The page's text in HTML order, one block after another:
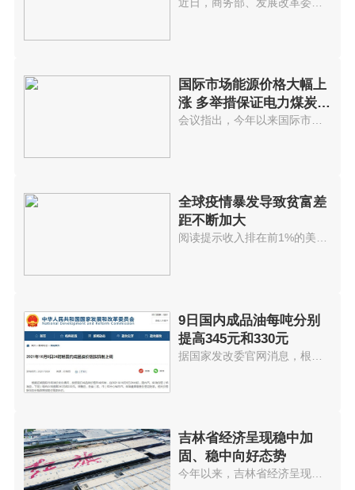
国际市场能源价格大幅上
涨 多举措保证电力煤炭等
供应
会议指出，今年以来国际市场能源...
全球疫情暴发导致贫富差
距不断加大
阅读提示收入排在前1%的美国人拥...
9日国内成品油每吨分别
提高345元和330元
吉林省经济呈现稳中加
固、稳中向好态势
今年以来，吉林省经济呈现稳中加...